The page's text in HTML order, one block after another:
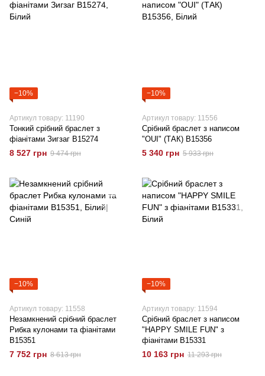
−10%
Артикул товару: 11190
Тонкий срібний браслет з
фіанітами Зигзаг B15274
8 527 грн 9 474 грн
−10%
Артикул товару: 11556
Срібний браслет з написом
"OUI" (ТАК) B15356
5 340 грн 5 933 грн
−10%
Артикул товару: 11558
Незамкнений срібний браслет
Рибка кулонами та фіанітами
B15351
7 752 грн 8 613 грн
−10%
Артикул товару: 11594
Срібний браслет з написом
"HAPPY SMILE FUN" з
фіанітами B15331
10 163 грн 11 293 грн